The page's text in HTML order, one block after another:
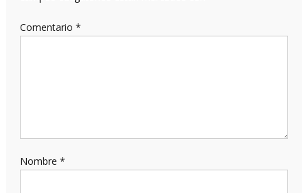
Comentario *
Nombre *